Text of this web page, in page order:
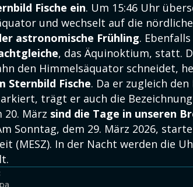
Fische ein. Um 15:46 Uhr
und wechselt auf die
astronomische Frühling.
, das Äquinoktium, statt.
den Himmelsäquator schneidet,
Sternbild Fische. Da er zugleich
trägt er auch die Bezeichnung
20. März sind die Tage in unseren
Sonntag, dem 29. März 2026,
(MESZ). In der Nacht werden die